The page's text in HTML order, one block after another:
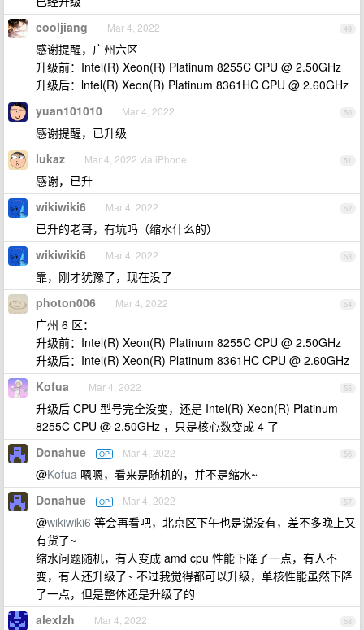
49
cooljiang Mar 4, 2022
感谢提醒，广州六区
升级前：Intel(R) Xeon(R) Platinum 8255C CPU @ 2.50GHz
升级后：lntel(R) Xeon(R) Platinum 8361HC CPU @ 2.60GHz
50
yuan101010 Mar 4, 2022
感谢提醒，已升级
51
lukaz Mar 4, 2022 via iPhone
感谢，已升
52
wikiwiki6 Mar 4, 2022
已升的老哥，有坑吗（缩水什么的）
53
wikiwiki6 Mar 4, 2022
靠，刚才犹豫了，现在没了
54
photon006 Mar 4, 2022
广州 6 区：
升级前：Intel(R) Xeon(R) Platinum 8255C CPU @ 2.50GHz
升级后：Intel(R) Xeon(R) Platinum 8361HC CPU @ 2.60GHz
55
Kofua Mar 4, 2022
升级后 CPU 型号完全没变，还是 Intel(R) Xeon(R) Platinum
8255C CPU @ 2.50GHz ，只是核心数变成 4 了
56
Donahue OP Mar 4, 2022
@Kofua 嗯嗯，看来是随机的，并不是缩水~
57
Donahue OP Mar 4, 2022
@wikiwiki6 等会再看吧，北京区下午也是说没有，差不多晚上又
有货了~
缩水问题随机，有人变成 amd cpu 性能下降了一点，有人不
变，有人还升级了~ 不过我觉得都可以升级，单核性能虽然下降
了一点，但是整体还是升级了的
58
alexlzh Mar 4, 2022